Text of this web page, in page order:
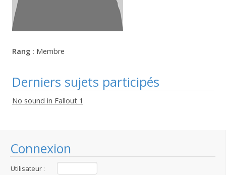
Connexion
Utilisateur :
Rang : Membre
Derniers sujets participés
No sound in Fallout 1